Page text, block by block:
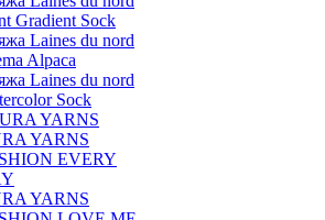
Gradient Sock
Laines du nord
Alpaca
Laines du nord
Sock
YARNS
YARNS
EVERY
YARNS